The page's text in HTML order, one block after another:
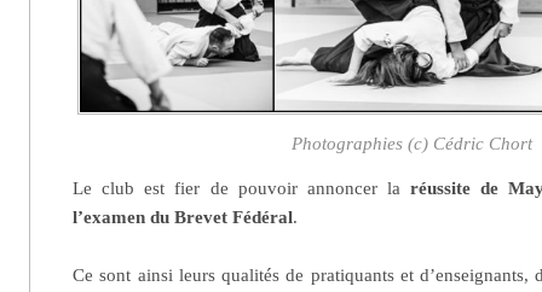
Photographies (c) Cédric Chort
Le club est fier de pouvoir annoncer la réussite de
l’examen du Brevet Fédéral.
Ce sont ainsi leurs qualités de pratiquants et